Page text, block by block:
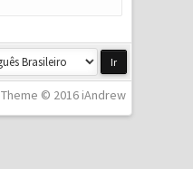
Theme © 2016 iAndrew